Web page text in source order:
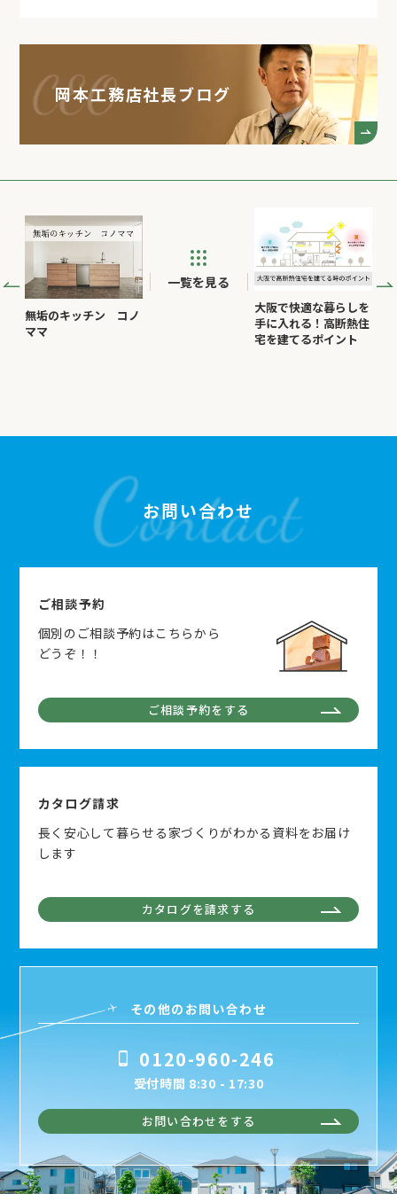
岡本工務店社長ブログ
無垢のキッチン コノ
ママ
一覧を見る
大阪で快適な暮らしを
手に入れる！高断熱住
宅を建てるポイント
お問い合わせ
ご相談予約
個別のご相談予約はこちらから
どうぞ！！
ご相談予約をする
カタログ請求
長く安心して暮らせる家づくりがわかる資料をお届け
します
カタログを請求する
その他のお問い合わせ
0120-960-246
受付時間 8:30 - 17:30
お問い合わせをする